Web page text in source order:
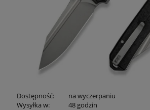
Dostępność:
na wyczerpaniu
Wysyłka w:
48 godzin